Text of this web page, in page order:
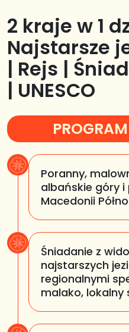
2 kraje w 1
Najstarsze
| Rejs |
| UNESCO
Poranny,
albańskie góry i
Macedonii
Śniadanie z
najstarszych
regionalnymi
malako, lokalny